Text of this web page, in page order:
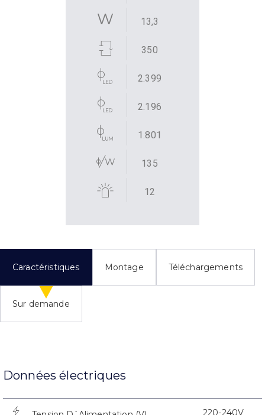
13,3
350
2.399
2.196
1.801
135
12
Caractéristiques Montage Téléchargements
Sur demande
Données électriques
220-240V